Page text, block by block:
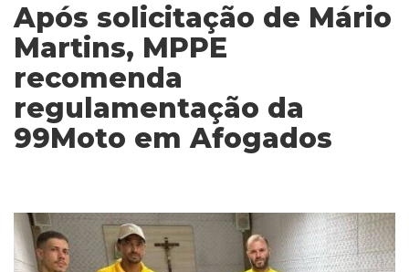
Após solicitação de Mário
Martins, MPPE
recomenda
regulamentação da
99Moto em Afogados